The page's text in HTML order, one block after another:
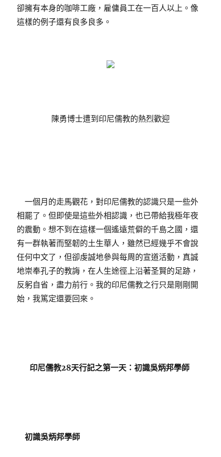
卻擁有本身的咖啡工廠，雇傭員工在一百人以上。像
這樣的例子還有良多良多。
陳勇博士遭到印尼儒教的熱烈歡迎
一個月的走馬觀花，對印尼儒教的認識只是一些外
相罷了。但即使是這些外相認識，也已帶給我極年夜
的震動。想不到在這樣一個遙遠荒僻的千島之國，還
有一群執著而堅韌的土生華人，雖然已經幾乎不會說
任何中文了，但卻虔誠地參與每周的宣道活動，真誠
地崇奉孔子的教誨，在人生途徑上沿著圣賢的足跡，
反躬自省，盡力前行。我的印尼儒教之行只是剛剛開
始，我篤定還要回來。
印尼儒教28天行記之第一天：初識吳炳邦學師
初識吳炳邦學師